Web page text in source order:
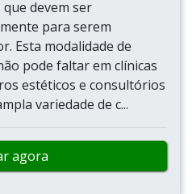
devem ser
para serem
Esta modalidade de
pode faltar em clínicas
estéticos e consultórios
variedade de c...
agora